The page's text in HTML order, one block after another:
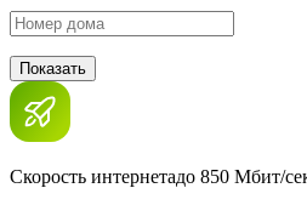
Показать
Скорость интернетадо 850 Мбит/